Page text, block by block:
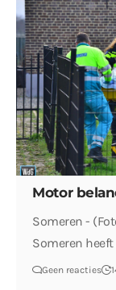
Motor
Someren -
Someren
Geen reacties